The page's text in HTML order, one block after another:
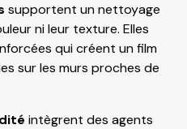
supportent un nettoyage
ni leur texture. Elles
qui créent un film
sur les murs proches de
intègrent des agents